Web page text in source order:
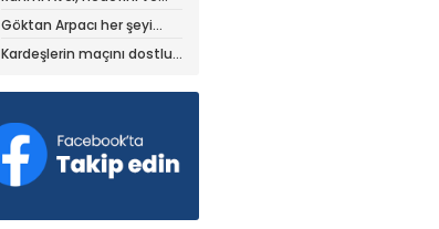
stratejisini paylaştı
Göktan Arpacı her şeyi
yaptı, ama?
Kardeşlerin maçını dostluk